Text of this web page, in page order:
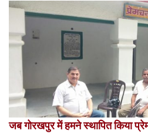
जब गोरखपुर में हमने स्थापित किया